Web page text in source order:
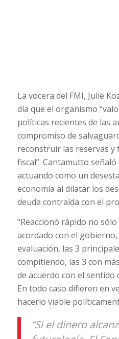
La vocera del FMI, Julie
día que el organismo
políticas recientes de las
compromiso de
reconstruir las reservas y
fiscal”. Cantamutto
actuando como un
economía al dilatar los
deuda contraída con el
“Reaccionó rápido no
acordado con el
evaluación, las 3
compitiendo, las 3 con
de acuerdo con el
En todo caso difieren en
hacerlo viable
“Si el dinero